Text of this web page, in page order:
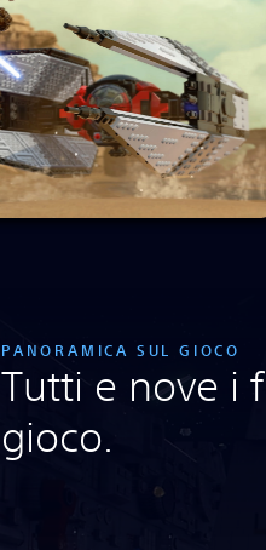
PANORAMICA SUL GIOCO
Tutti e nove i
gioco.